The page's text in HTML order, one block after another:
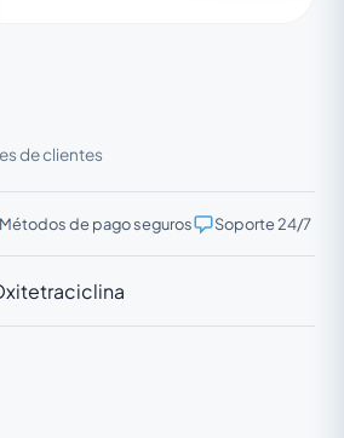
de clientes
Métodos de pago seguros Soporte 24/7